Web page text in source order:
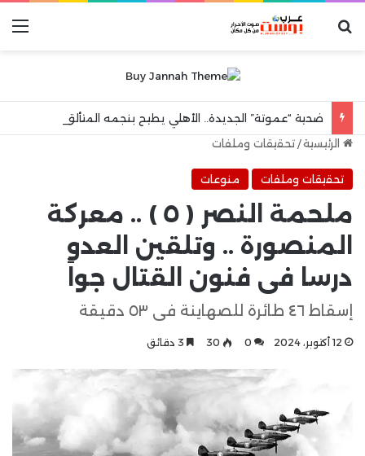
بحث عن
الرئيسية/ تحقيقات وملفات
تحقيقات وملفات منوعات
ملحمة النصر ( ٥ ) .. معركة
المنصورة .. وتلقين العدو
درسا فى فنون القتال جواً
إسقاط ٤٦ طائرة للصهاينة فى ٥٣ دقيقة
12 أكتوبر، 2024 0
30